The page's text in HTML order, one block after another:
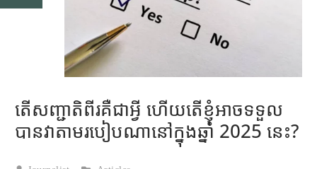
តើសញ្ជាតិពីរគឺជាអ្វី ហើយតើខ្ញុំអាចទទួល
បានវាតាមរបៀបណានៅក្នុងឆ្នាំ 2025 នេះ?